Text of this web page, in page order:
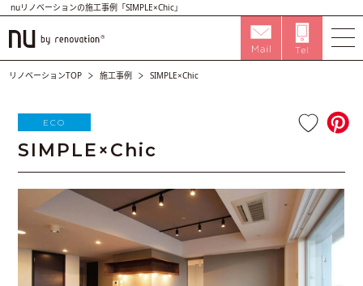
nuリノベーションの施工事例「SIMPLE×Chic」
リノベーションTOP 施工事例 SIMPLE×Chic
ECO
SIMPLE×Chic